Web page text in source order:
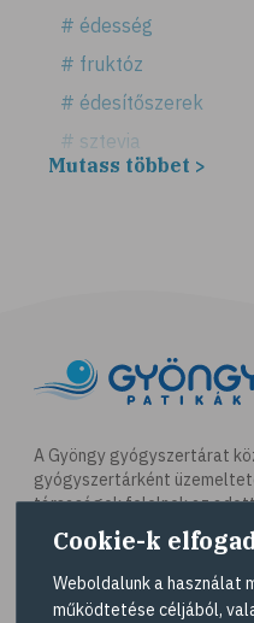
# édesség
# fruktóz
# édesítőszerek
# sztevia
# fogadalom
# célkitűzés
# étkezési napló
# hal
# egészséges
# omega-3
# A-vitamin
Mutass többet >
A Gyöngy gyógyszertárat
gyógyszertárként
társaságok felelnek az
működésért. A Gyöngy
elérhetőségeit a
tekintheti meg.
Cookie-k
Weboldalunk a használat
működtetése céljából,